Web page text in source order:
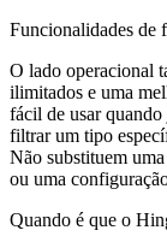
Funcionalidades de
O lado operacional
ilimitados e uma
fácil de usar quando
filtrar um tipo
Não substituem
ou uma
Quando é que o